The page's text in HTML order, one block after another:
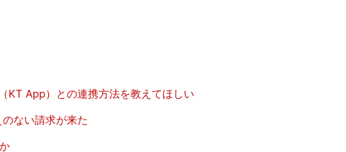
KT App）との連携方法を教えてほしい
ない請求が来た